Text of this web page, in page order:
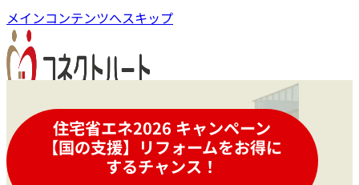
メインコンテンツへスキップ
住宅省エネ2026 キャンペーン
【国の支援】リフォームをお得に
するチャンス！